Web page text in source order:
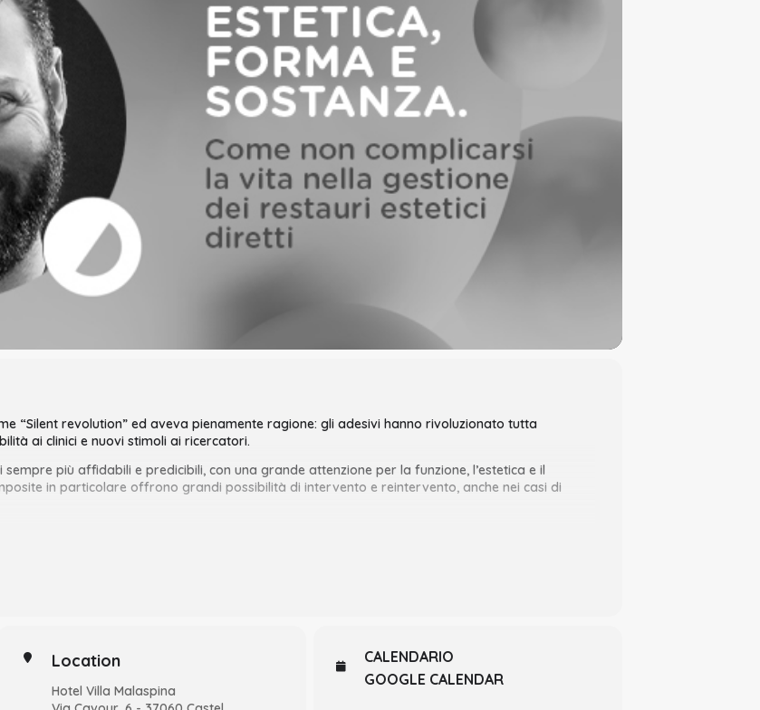
“Silent revolution” ed aveva pienamente ragione: gli adesivi hanno rivoluzionato tutta
ai clinici e nuovi stimoli ai ricercatori.
più affidabili e predicibili, con una grande attenzione per la funzione, l’estetica e il
in particolare offrono grandi possibilità di intervento e reintervento, anche nei casi di
cliniche necessarie ad eseguire dei restauri conservativi diretti, che costituiscano
Location
Hotel Villa Malaspina
CALENDARIO
GOOGLE CALENDAR